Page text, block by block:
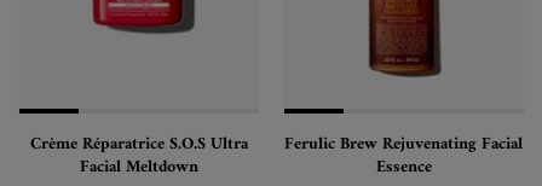
Crème Réparatrice S.O.S Ultra
Facial Meltdown
Ferulic Brew Rejuvenating Facial
Essence